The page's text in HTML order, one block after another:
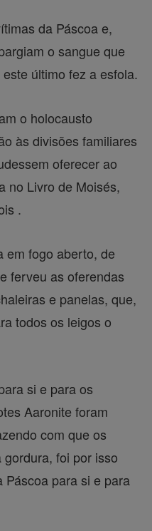
da Páscoa e,
o sangue que
último fez a esfola.
o holocausto
às divisões familiares
oferecer ao
no Livro de Moisés,
.
em fogo aberto, de
ferveu as oferendas
e panelas, que,
todos os leigos o
si e para os
Aaronite foram
com que os
foi por isso
para si e para